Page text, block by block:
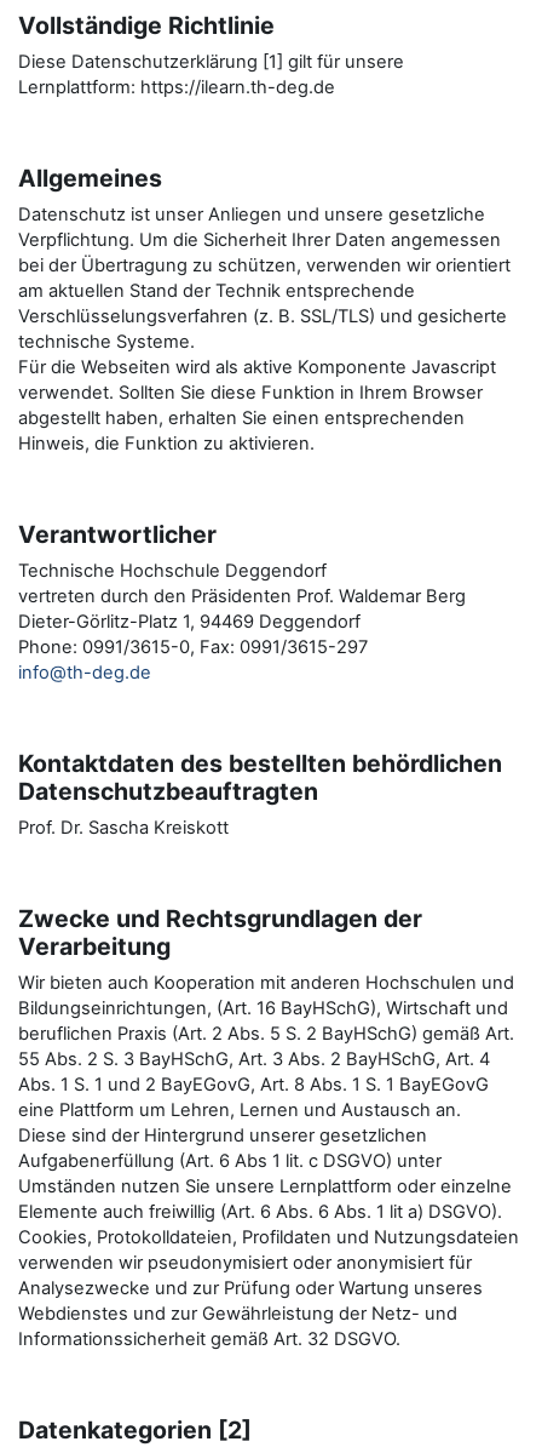
Vollständige Richtlinie
Diese Datenschutzerklärung [1] gilt für unsere
Lernplattform: https://ilearn.th-deg.de
Allgemeines
Datenschutz ist unser Anliegen und unsere gesetzliche
Verpflichtung. Um die Sicherheit Ihrer Daten angemessen
bei der Übertragung zu schützen, verwenden wir orientiert
am aktuellen Stand der Technik entsprechende
Verschlüsselungsverfahren (z. B. SSL/TLS) und gesicherte
technische Systeme.
Für die Webseiten wird als aktive Komponente Javascript
verwendet. Sollten Sie diese Funktion in Ihrem Browser
abgestellt haben, erhalten Sie einen entsprechenden
Hinweis, die Funktion zu aktivieren.
Verantwortlicher
Technische Hochschule Deggendorf
vertreten durch den Präsidenten Prof. Waldemar Berg
Dieter-Görlitz-Platz 1, 94469 Deggendorf
Phone: 0991/3615-0, Fax: 0991/3615-297
info@th-deg.de
Kontaktdaten des bestellten behördlichen
Datenschutzbeauftragten
Prof. Dr. Sascha Kreiskott
Zwecke und Rechtsgrundlagen der
Verarbeitung
Wir bieten auch Kooperation mit anderen Hochschulen und
Bildungseinrichtungen, (Art. 16 BayHSchG), Wirtschaft und
beruflichen Praxis (Art. 2 Abs. 5 S. 2 BayHSchG) gemäß Art.
55 Abs. 2 S. 3 BayHSchG, Art. 3 Abs. 2 BayHSchG, Art. 4
Abs. 1 S. 1 und 2 BayEGovG, Art. 8 Abs. 1 S. 1 BayEGovG
eine Plattform um Lehren, Lernen und Austausch an.
Diese sind der Hintergrund unserer gesetzlichen
Aufgabenerfüllung (Art. 6 Abs 1 lit. c DSGVO) unter
Umständen nutzen Sie unsere Lernplattform oder einzelne
Elemente auch freiwillig (Art. 6 Abs. 6 Abs. 1 lit a) DSGVO).
Cookies, Protokolldateien, Profildaten und Nutzungsdateien
verwenden wir pseudonymisiert oder anonymisiert für
Analysezwecke und zur Prüfung oder Wartung unseres
Webdienstes und zur Gewährleistung der Netz- und
Informationssicherheit gemäß Art. 32 DSGVO.
Datenkategorien [2]